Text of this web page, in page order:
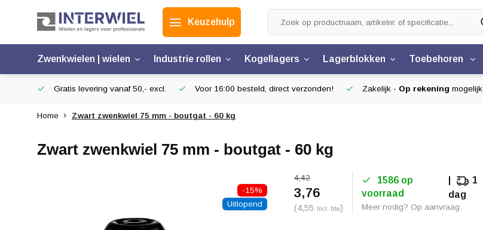
Keuzehulp
Zwenkwielen | wielen Industrie rollen Kogellagers Lagerblokken Toebehoren
Gratis levering vanaf 50,- excl. Voor 16:00 besteld, direct verzonden! Zakelijk - Op rekening mogelijk
Home Zwart zwenkwiel 75 mm - boutgat - 60 kg
Zwart zwenkwiel 75 mm - boutgat - 60 kg
-15%
Uitlopend
4,42
3,76
(4,55 Incl. btw)
1586 op
voorraad
1
dag
Meer nodig? Op aanvraag